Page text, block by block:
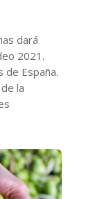
dará
2021.
de España.
la